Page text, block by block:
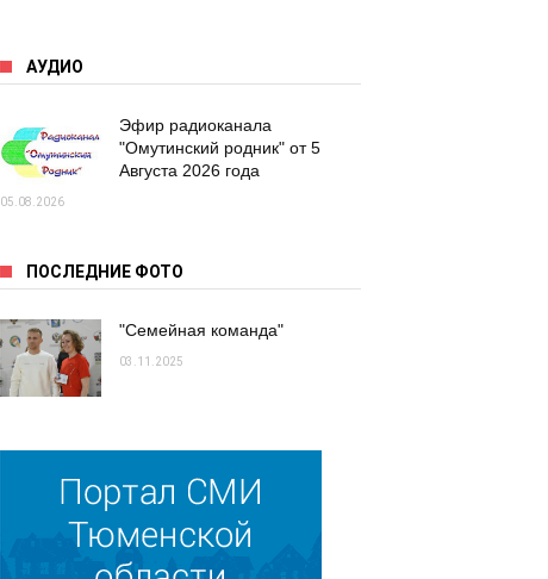
АУДИО
Эфир радиоканала
"Омутинский родник" от 5
Августа 2026 года
05.08.2026
ПОСЛЕДНИЕ ФОТО
"Семейная команда"
03.11.2025